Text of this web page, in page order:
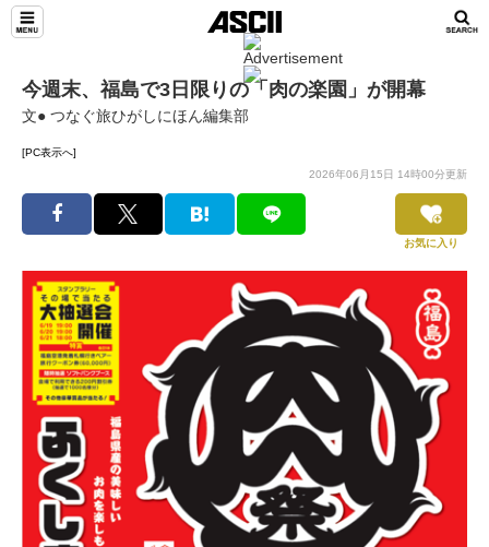
今週末、福島で3日限りの「肉の楽園」が開幕
文● つなぐ旅ひがしにほん編集部
[PC表示へ]
2026年06月15日 14時00分更新
お気に入り